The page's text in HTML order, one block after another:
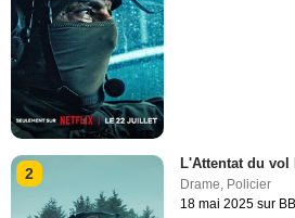
2
L'Attentat du vol
Drame, Policier
18 mai 2025 sur